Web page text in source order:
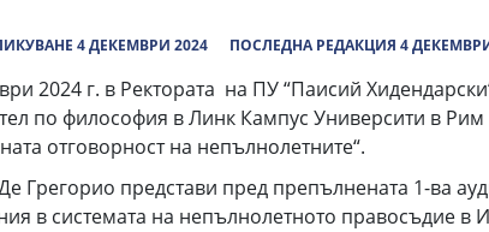
4 ДЕКЕМВРИ 2024 ПОСЛЕДНА РЕДАКЦИЯ 4
2024 г. в Ректората на ПУ “Паисий
по философия в Линк Кампус Университи в
отговорност на непълнолетните“.
Грегорио представи пред препълнената 1-ва
в системата на непълнолетното правосъдие в